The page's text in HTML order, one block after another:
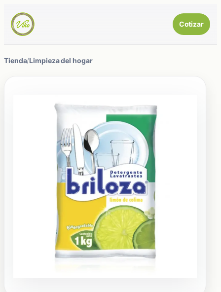
Cotizar
Tienda/Limpieza del hogar